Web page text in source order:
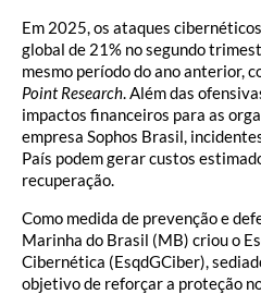
Em 2025, os ataques
global de 21% no segundo
mesmo período do ano anterior,
Point Research. Além das
impactos financeiros para as
empresa Sophos Brasil,
País podem gerar custos
recuperação.
Como medida de prevenção e
Marinha do Brasil (MB) criou o
Cibernética (EsqdGCiber),
objetivo de reforçar a proteção